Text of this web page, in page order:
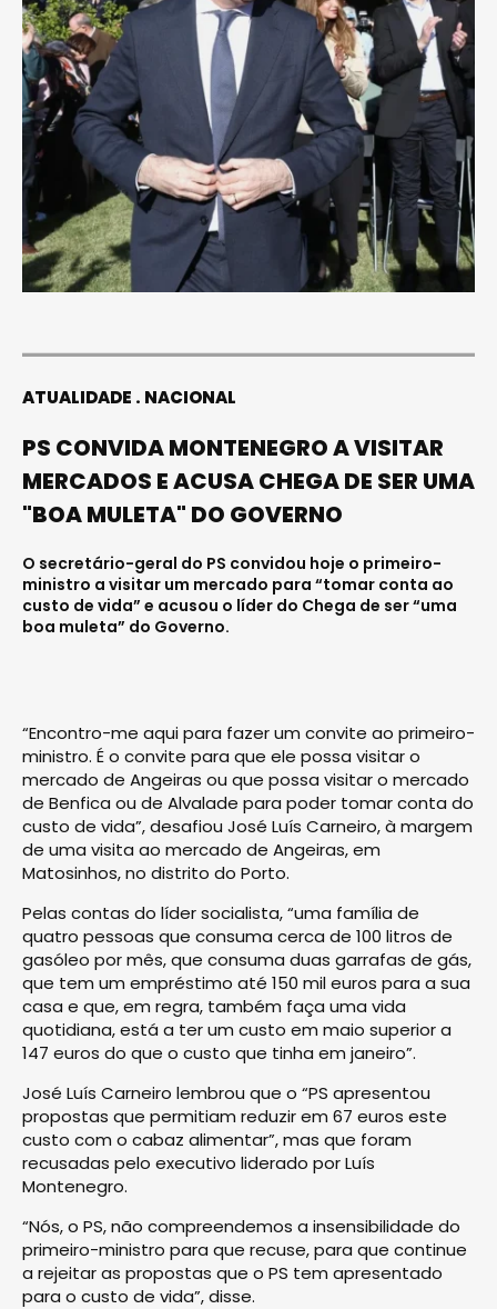
ATUALIDADE NACIONAL
PS CONVIDA MONTENEGRO A VISITAR
MERCADOS E ACUSA CHEGA DE SER UMA
"BOA MULETA" DO GOVERNO
O secretário-geral do PS convidou hoje o primeiro-
ministro a visitar um mercado para “tomar conta ao
custo de vida” e acusou o líder do Chega de ser “uma
boa muleta” do Governo.
“Encontro-me aqui para fazer um convite ao primeiro-
ministro. É o convite para que ele possa visitar o
mercado de Angeiras ou que possa visitar o mercado
de Benfica ou de Alvalade para poder tomar conta do
custo de vida”, desafiou José Luís Carneiro, à margem
de uma visita ao mercado de Angeiras, em
Matosinhos, no distrito do Porto.
Pelas contas do líder socialista, “uma família de
quatro pessoas que consuma cerca de 100 litros de
gasóleo por mês, que consuma duas garrafas de gás,
que tem um empréstimo até 150 mil euros para a sua
casa e que, em regra, também faça uma vida
quotidiana, está a ter um custo em maio superior a
147 euros do que o custo que tinha em janeiro”.
José Luís Carneiro lembrou que o “PS apresentou
propostas que permitiam reduzir em 67 euros este
custo com o cabaz alimentar”, mas que foram
recusadas pelo executivo liderado por Luís
Montenegro.
“Nós, o PS, não compreendemos a insensibilidade do
primeiro-ministro para que recuse, para que continue
a rejeitar as propostas que o PS tem apresentado
para o custo de vida”, disse.